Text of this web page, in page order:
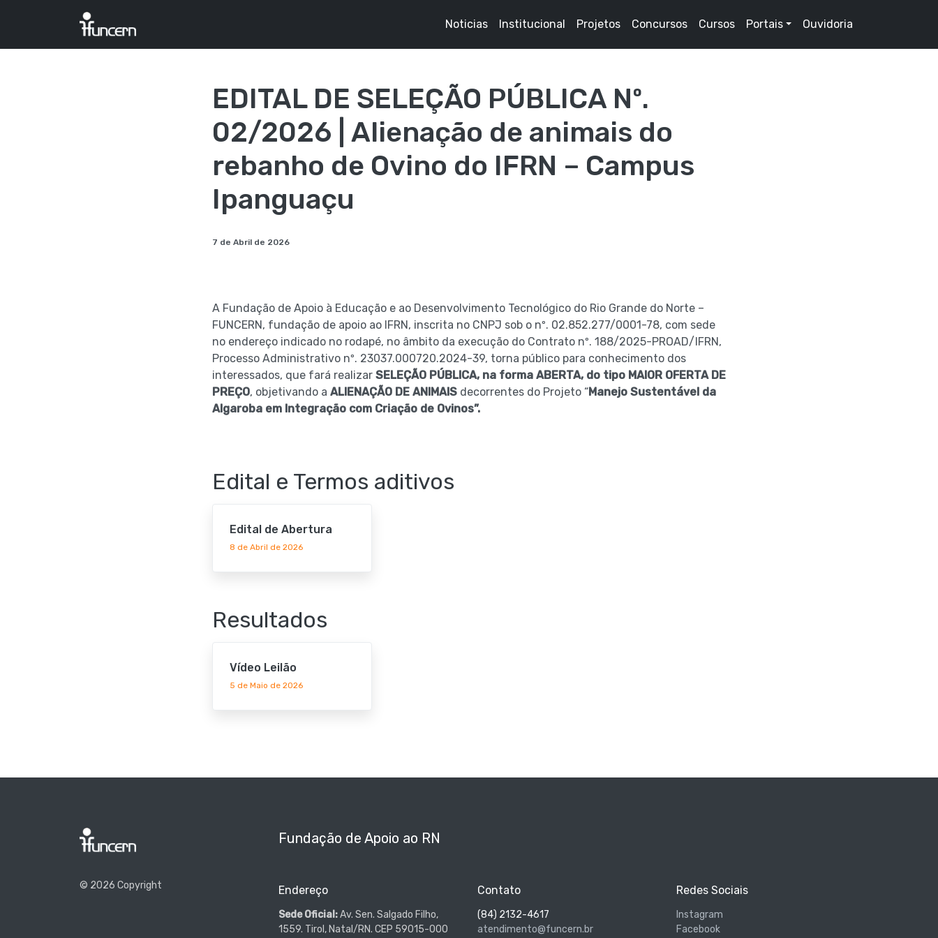
Noticias Institucional Projetos Concursos Cursos Portais Ouvidoria
EDITAL DE SELEÇÃO PÚBLICA Nº.
02/2026 | Alienação de animais do
rebanho de Ovino do IFRN – Campus
Ipanguaçu
7 de Abril de 2026
A Fundação de Apoio à Educação e ao Desenvolvimento Tecnológico do Rio Grande do Norte –
FUNCERN, fundação de apoio ao IFRN, inscrita no CNPJ sob o nº. 02.852.277/0001-78, com sede
no endereço indicado no rodapé, no âmbito da execução do Contrato nº. 188/2025-PROAD/IFRN,
Processo Administrativo nº. 23037.000720.2024-39, torna público para conhecimento dos
interessados, que fará realizar SELEÇÃO PÚBLICA, na forma ABERTA, do tipo MAIOR OFERTA DE
PREÇO, objetivando a ALIENAÇÃO DE ANIMAIS decorrentes do Projeto “Manejo Sustentável da
Algaroba em Integração com Criação de Ovinos”.
Edital e Termos aditivos
Edital de Abertura
8 de Abril de 2026
Resultados
Vídeo Leilão
5 de Maio de 2026
© 2026 Copyright
Fundação de Apoio ao RN
Endereço
Sede Oficial:Av. Sen. Salgado Filho,
1559. Tirol, Natal/RN. CEP 59015-000
Contato
(84) 2132-4617
atendimento@funcern.br
Redes Sociais
Instagram
Facebook